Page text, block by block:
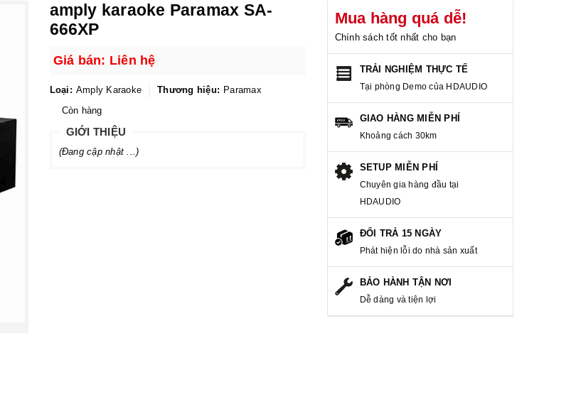
amply karaoke Paramax SA-
666XP
Giá bán: Liên hệ
Loại: Amply Karaoke Thương hiệu: Paramax
Còn hàng
GIỚI THIỆU
(Đang cập nhật ...)
Mua hàng quá dễ!
Chính sách tốt nhất cho bạn
TRẢI NGHIỆM THỰC TẾ
Tại phòng Demo của HDAUDIO
GIAO HÀNG MIỄN PHÍ
Khoảng cách 30km
SETUP MIỄN PHÍ
Chuyên gia hàng đầu tại
HDAUDIO
ĐỔI TRẢ 15 NGÀY
Phát hiện lỗi do nhà sản xuất
BẢO HÀNH TẬN NƠI
Dễ dàng và tiện lợi